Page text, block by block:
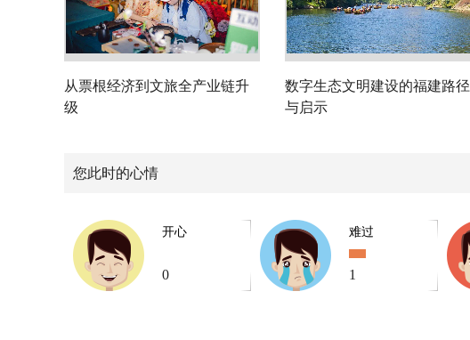
从票根经济到文旅全产业链升
级
数字生态文明建设的福建路径
与启示
您此时的心情
开心
0
难过
1